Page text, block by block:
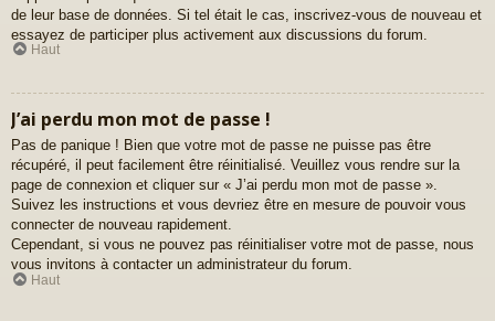
de leur base de données. Si tel était le cas, inscrivez-vous de nouveau et
essayez de participer plus activement aux discussions du forum.
Haut
J’ai perdu mon mot de passe !
Pas de panique ! Bien que votre mot de passe ne puisse pas être
récupéré, il peut facilement être réinitialisé. Veuillez vous rendre sur la
page de connexion et cliquer sur « J’ai perdu mon mot de passe ».
Suivez les instructions et vous devriez être en mesure de pouvoir vous
connecter de nouveau rapidement.
Cependant, si vous ne pouvez pas réinitialiser votre mot de passe, nous
vous invitons à contacter un administrateur du forum.
Haut